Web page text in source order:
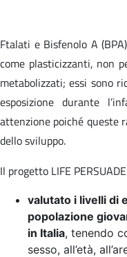
Ftalati e Bisfenolo A
come plasticizzanti, non
metabolizzati; essi sono
esposizione durante
attenzione poiché queste
dello sviluppo.
Il progetto LIFE
valutato i livelli di
popolazione
in Italia, tenendo
sesso, all’età,